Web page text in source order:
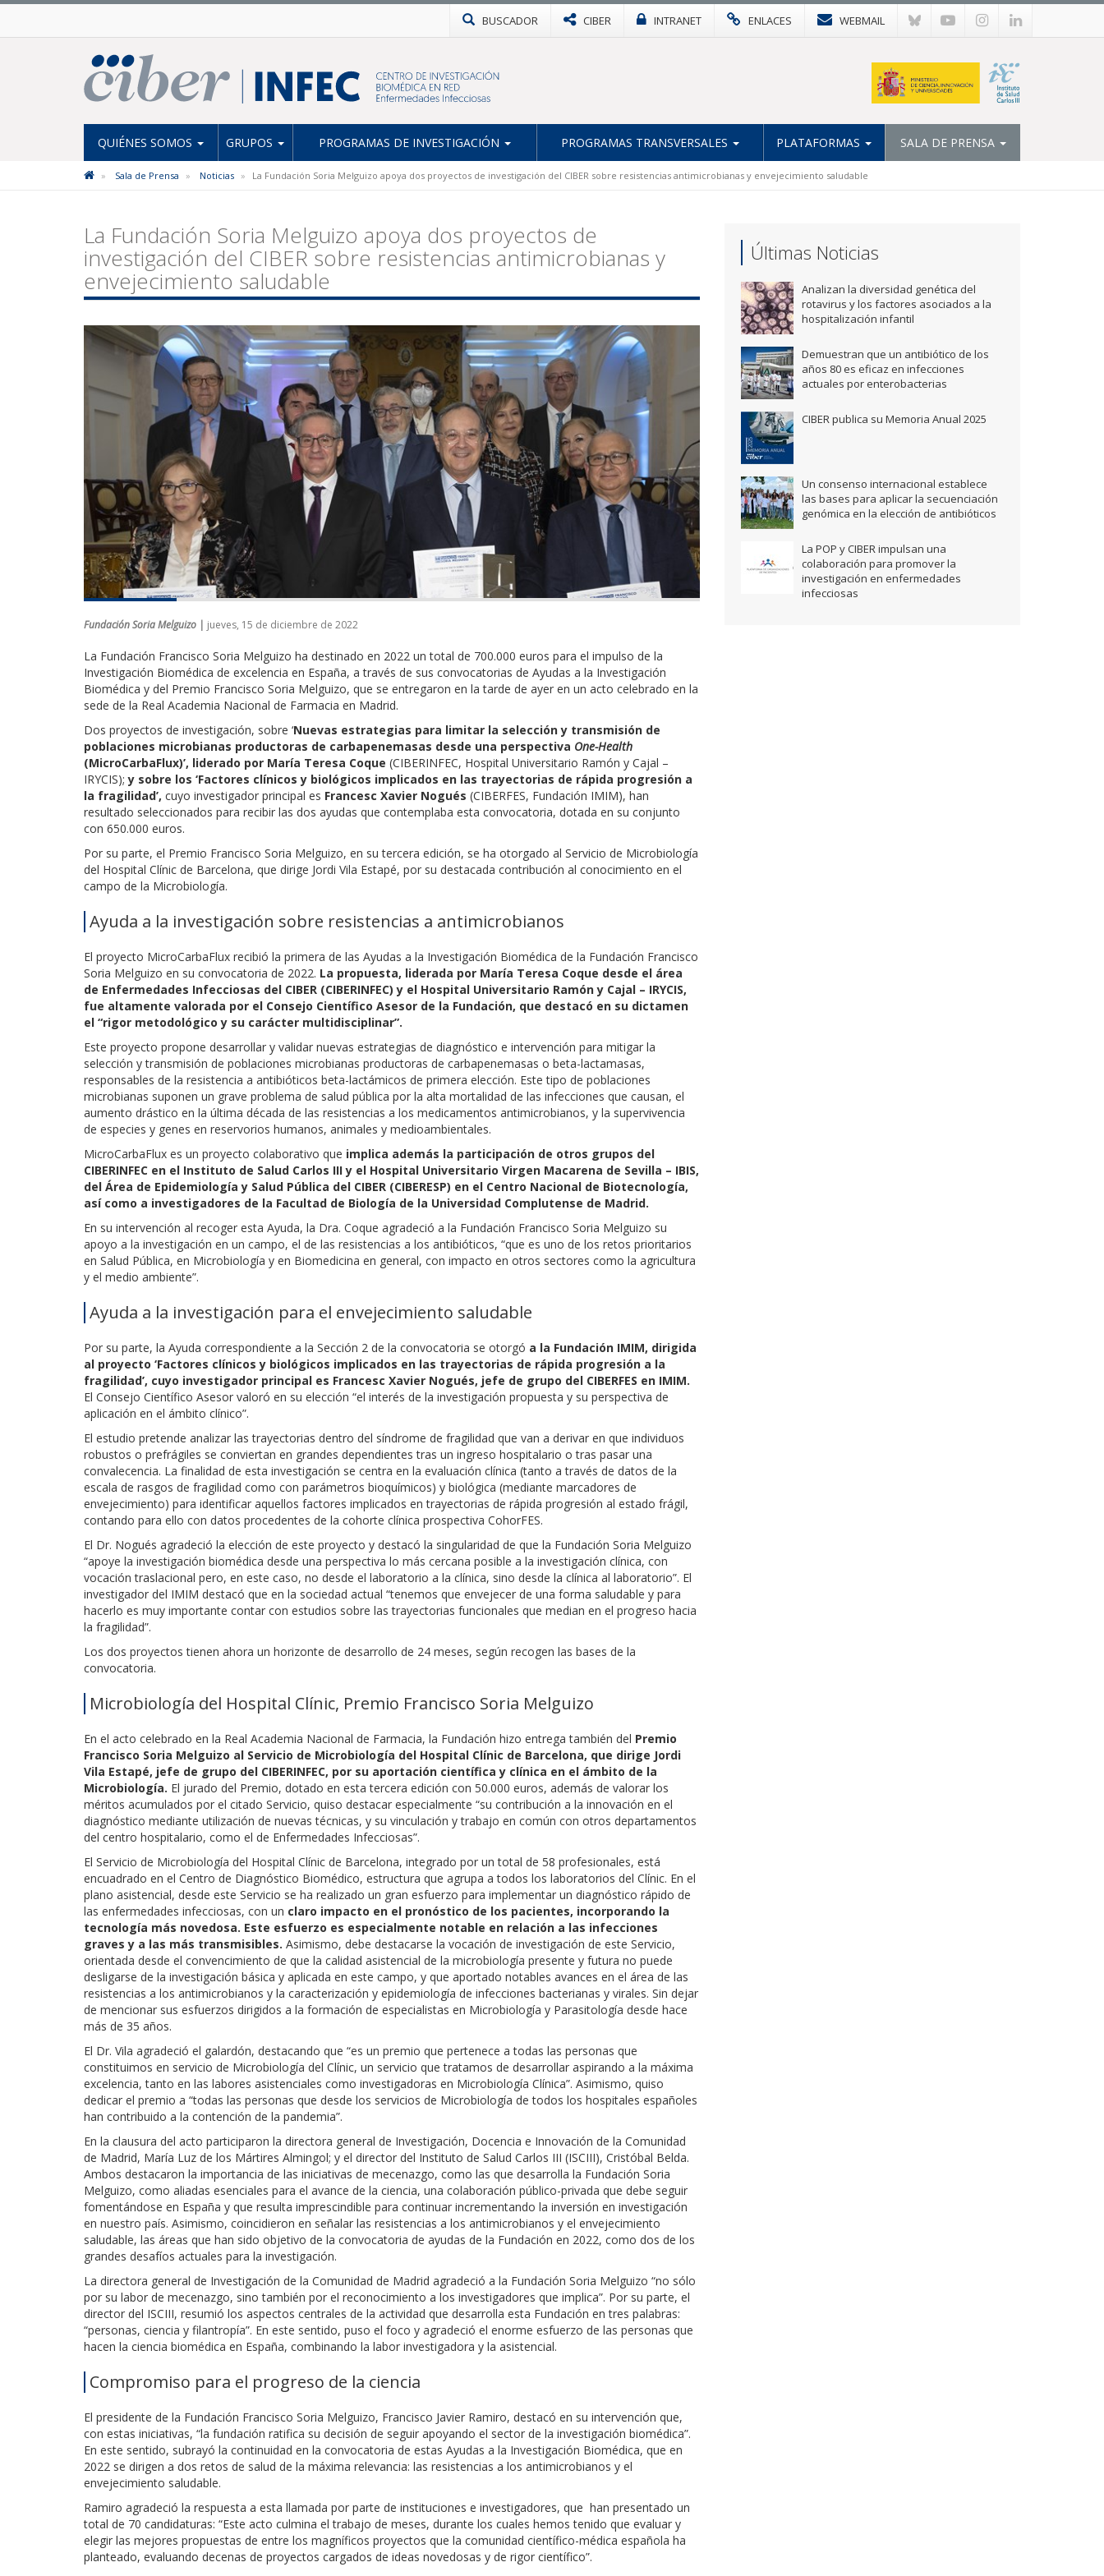
BUSCADOR CIBER INTRANET ENLACES WEBMAIL
QUIÉNES SOMOS GRUPOS PROGRAMAS DE INVESTIGACIÓN PROGRAMAS TRANSVERSALES PLATAFORMAS SALA DE PRENSA
Sala de Prensa Noticias La Fundación Soria Melguizo apoya dos proyectos de investigación del CIBER sobre resistencias antimicrobianas y envejecimiento saludable
La Fundación Soria Melguizo apoya dos proyectos de
investigación del CIBER sobre resistencias antimicrobianas y
envejecimiento saludable
Fundación Soria Melguizo | jueves, 15 de diciembre de 2022
La Fundación Francisco Soria Melguizo ha destinado en 2022 un total de 700.000 euros para el impulso de la
Investigación Biomédica de excelencia en España, a través de sus convocatorias de Ayudas a la Investigación
Biomédica y del Premio Francisco Soria Melguizo, que se entregaron en la tarde de ayer en un acto celebrado en la
sede de la Real Academia Nacional de Farmacia en Madrid.
Dos proyectos de investigación, sobre ‘Nuevas estrategias para limitar la selección y transmisión de
poblaciones microbianas productoras de carbapenemasas desde una perspectiva One-Health
(MicroCarbaFlux)’, liderado por María Teresa Coque (CIBERINFEC, Hospital Universitario Ramón y Cajal –
IRYCIS); y sobre los ‘Factores clínicos y biológicos implicados en las trayectorias de rápida progresión a
la fragilidad’, cuyo investigador principal es Francesc Xavier Nogués (CIBERFES, Fundación IMIM), han
resultado seleccionados para recibir las dos ayudas que contemplaba esta convocatoria, dotada en su conjunto
con 650.000 euros.
Por su parte, el Premio Francisco Soria Melguizo, en su tercera edición, se ha otorgado al Servicio de Microbiología
del Hospital Clínic de Barcelona, que dirige Jordi Vila Estapé, por su destacada contribución al conocimiento en el
campo de la Microbiología.
Ayuda a la investigación sobre resistencias a antimicrobianos
El proyecto MicroCarbaFlux recibió la primera de las Ayudas a la Investigación Biomédica de la Fundación Francisco
Soria Melguizo en su convocatoria de 2022. La propuesta, liderada por María Teresa Coque desde el área
de Enfermedades Infecciosas del CIBER (CIBERINFEC) y el Hospital Universitario Ramón y Cajal – IRYCIS,
fue altamente valorada por el Consejo Científico Asesor de la Fundación, que destacó en su dictamen
el “rigor metodológico y su carácter multidisciplinar”.
Este proyecto propone desarrollar y validar nuevas estrategias de diagnóstico e intervención para mitigar la
selección y transmisión de poblaciones microbianas productoras de carbapenemasas o beta-lactamasas,
responsables de la resistencia a antibióticos beta-lactámicos de primera elección. Este tipo de poblaciones
microbianas suponen un grave problema de salud pública por la alta mortalidad de las infecciones que causan, el
aumento drástico en la última década de las resistencias a los medicamentos antimicrobianos, y la supervivencia
de especies y genes en reservorios humanos, animales y medioambientales.
MicroCarbaFlux es un proyecto colaborativo que implica además la participación de otros grupos del
CIBERINFEC en el Instituto de Salud Carlos III y el Hospital Universitario Virgen Macarena de Sevilla – IBIS,
del Área de Epidemiología y Salud Pública del CIBER (CIBERESP) en el Centro Nacional de Biotecnología,
así como a investigadores de la Facultad de Biología de la Universidad Complutense de Madrid.
En su intervención al recoger esta Ayuda, la Dra. Coque agradeció a la Fundación Francisco Soria Melguizo su
apoyo a la investigación en un campo, el de las resistencias a los antibióticos, “que es uno de los retos prioritarios
en Salud Pública, en Microbiología y en Biomedicina en general, con impacto en otros sectores como la agricultura
y el medio ambiente”.
Ayuda a la investigación para el envejecimiento saludable
Por su parte, la Ayuda correspondiente a la Sección 2 de la convocatoria se otorgó a la Fundación IMIM, dirigida
al proyecto ‘Factores clínicos y biológicos implicados en las trayectorias de rápida progresión a la
fragilidad’, cuyo investigador principal es Francesc Xavier Nogués, jefe de grupo del CIBERFES en IMIM.
El Consejo Científico Asesor valoró en su elección “el interés de la investigación propuesta y su perspectiva de
aplicación en el ámbito clínico”.
El estudio pretende analizar las trayectorias dentro del síndrome de fragilidad que van a derivar en que individuos
robustos o prefrágiles se conviertan en grandes dependientes tras un ingreso hospitalario o tras pasar una
convalecencia. La finalidad de esta investigación se centra en la evaluación clínica (tanto a través de datos de la
escala de rasgos de fragilidad como con parámetros bioquímicos) y biológica (mediante marcadores de
envejecimiento) para identificar aquellos factores implicados en trayectorias de rápida progresión al estado frágil,
contando para ello con datos procedentes de la cohorte clínica prospectiva CohorFES.
El Dr. Nogués agradeció la elección de este proyecto y destacó la singularidad de que la Fundación Soria Melguizo
“apoye la investigación biomédica desde una perspectiva lo más cercana posible a la investigación clínica, con
vocación traslacional pero, en este caso, no desde el laboratorio a la clínica, sino desde la clínica al laboratorio”. El
investigador del IMIM destacó que en la sociedad actual “tenemos que envejecer de una forma saludable y para
hacerlo es muy importante contar con estudios sobre las trayectorias funcionales que median en el progreso hacia
la fragilidad”.
Los dos proyectos tienen ahora un horizonte de desarrollo de 24 meses, según recogen las bases de la
convocatoria.
Microbiología del Hospital Clínic, Premio Francisco Soria Melguizo
En el acto celebrado en la Real Academia Nacional de Farmacia, la Fundación hizo entrega también del Premio
Francisco Soria Melguizo al Servicio de Microbiología del Hospital Clínic de Barcelona, que dirige Jordi
Vila Estapé, jefe de grupo del CIBERINFEC, por su aportación científica y clínica en el ámbito de la
Microbiología. El jurado del Premio, dotado en esta tercera edición con 50.000 euros, además de valorar los
méritos acumulados por el citado Servicio, quiso destacar especialmente “su contribución a la innovación en el
diagnóstico mediante utilización de nuevas técnicas, y su vinculación y trabajo en común con otros departamentos
del centro hospitalario, como el de Enfermedades Infecciosas”.
El Servicio de Microbiología del Hospital Clínic de Barcelona, integrado por un total de 58 profesionales, está
encuadrado en el Centro de Diagnóstico Biomédico, estructura que agrupa a todos los laboratorios del Clínic. En el
plano asistencial, desde este Servicio se ha realizado un gran esfuerzo para implementar un diagnóstico rápido de
las enfermedades infecciosas, con un claro impacto en el pronóstico de los pacientes, incorporando la
tecnología más novedosa. Este esfuerzo es especialmente notable en relación a las infecciones
graves y a las más transmisibles. Asimismo, debe destacarse la vocación de investigación de este Servicio,
orientada desde el convencimiento de que la calidad asistencial de la microbiología presente y futura no puede
desligarse de la investigación básica y aplicada en este campo, y que aportado notables avances en el área de las
resistencias a los antimicrobianos y la caracterización y epidemiología de infecciones bacterianas y virales. Sin dejar
de mencionar sus esfuerzos dirigidos a la formación de especialistas en Microbiología y Parasitología desde hace
más de 35 años.
El Dr. Vila agradeció el galardón, destacando que “es un premio que pertenece a todas las personas que
constituimos en servicio de Microbiología del Clínic, un servicio que tratamos de desarrollar aspirando a la máxima
excelencia, tanto en las labores asistenciales como investigadoras en Microbiología Clínica”. Asimismo, quiso
dedicar el premio a “todas las personas que desde los servicios de Microbiología de todos los hospitales españoles
han contribuido a la contención de la pandemia”.
En la clausura del acto participaron la directora general de Investigación, Docencia e Innovación de la Comunidad
de Madrid, María Luz de los Mártires Almingol; y el director del Instituto de Salud Carlos III (ISCIII), Cristóbal Belda.
Ambos destacaron la importancia de las iniciativas de mecenazgo, como las que desarrolla la Fundación Soria
Melguizo, como aliadas esenciales para el avance de la ciencia, una colaboración público-privada que debe seguir
fomentándose en España y que resulta imprescindible para continuar incrementando la inversión en investigación
en nuestro país. Asimismo, coincidieron en señalar las resistencias a los antimicrobianos y el envejecimiento
saludable, las áreas que han sido objetivo de la convocatoria de ayudas de la Fundación en 2022, como dos de los
grandes desafíos actuales para la investigación.
La directora general de Investigación de la Comunidad de Madrid agradeció a la Fundación Soria Melguizo “no sólo
por su labor de mecenazgo, sino también por el reconocimiento a los investigadores que implica”. Por su parte, el
director del ISCIII, resumió los aspectos centrales de la actividad que desarrolla esta Fundación en tres palabras:
“personas, ciencia y filantropía”. En este sentido, puso el foco y agradeció el enorme esfuerzo de las personas que
hacen la ciencia biomédica en España, combinando la labor investigadora y la asistencial.
Compromiso para el progreso de la ciencia
El presidente de la Fundación Francisco Soria Melguizo, Francisco Javier Ramiro, destacó en su intervención que,
con estas iniciativas, “la fundación ratifica su decisión de seguir apoyando el sector de la investigación biomédica”.
En este sentido, subrayó la continuidad en la convocatoria de estas Ayudas a la Investigación Biomédica, que en
2022 se dirigen a dos retos de salud de la máxima relevancia: las resistencias a los antimicrobianos y el
envejecimiento saludable.
Ramiro agradeció la respuesta a esta llamada por parte de instituciones e investigadores, que han presentado un
total de 70 candidaturas: “Este acto culmina el trabajo de meses, durante los cuales hemos tenido que evaluar y
elegir las mejores propuestas de entre los magníficos proyectos que la comunidad científico-médica española ha
planteado, evaluando decenas de proyectos cargados de ideas novedosas y de rigor científico”.
Últimas Noticias
Analizan la diversidad genética del
rotavirus y los factores asociados a la
hospitalización infantil
Demuestran que un antibiótico de los
años 80 es eficaz en infecciones
actuales por enterobacterias
CIBER publica su Memoria Anual 2025
Un consenso internacional establece
las bases para aplicar la secuenciación
genómica en la elección de antibióticos
La POP y CIBER impulsan una
colaboración para promover la
investigación en enfermedades
infecciosas